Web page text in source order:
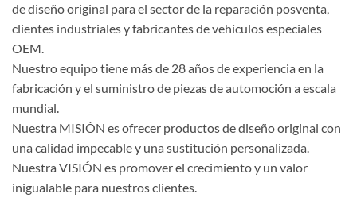
de diseño original para el sector de la reparación posventa,
clientes industriales y fabricantes de vehículos especiales
OEM.
Nuestro equipo tiene más de 28 años de experiencia en la
fabricación y el suministro de piezas de automoción a escala
mundial.
Nuestra MISIÓN es ofrecer productos de diseño original con
una calidad impecable y una sustitución personalizada.
Nuestra VISIÓN es promover el crecimiento y un valor
inigualable para nuestros clientes.